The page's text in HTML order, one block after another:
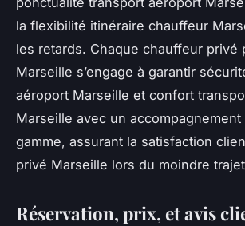
la flexibilité itinéraire chauffeur
les retards. Chaque chauffeur privé
Marseille s’engage à garantir
aéroport Marseille et confort
Marseille avec un accompagnement
gamme, assurant la satisfaction
privé Marseille lors du moindre
Réservation, prix, et avis